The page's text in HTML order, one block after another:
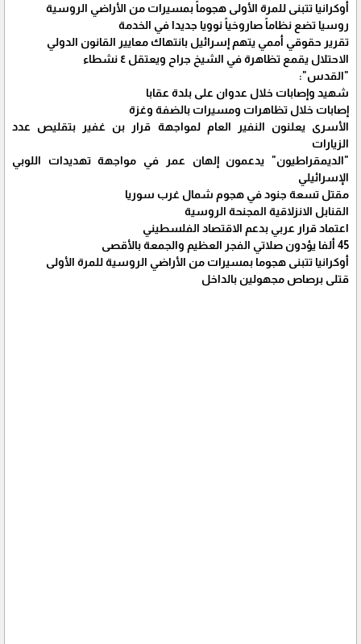
أوكرانيا تتبنى للمرة الأولى هجوماً بمسيرات من الأراضي الروسية
روسيا تضع نظاماً صاروخياً نوويا جديدا في الخدمة
تقرير حقوقي أممي يتهم إسرائيل بانتهاك معايير القانون الدولي
الاحتلال يقمع تظاهرة في الشيخ جراح ويعتقل ٤ نشطاء
"القدس":
شهيد وإصابات خلال عدوان على بلدة عقابا
إصابات خلال تظاهرات ومسيرات بالضفة وغزة
الأسرى يعلنون النفير العام لمواجهة قرار بن غفير بتقليص عدد
الزيارات
"الديمقراطيون" يدعمون إلهان عمر في مواجهة تهديدات اللوبي
الإسرائيلي
مقتل تسعة جنود في هجوم شمال غرب سوريا
القنابل الانزلاقية المجنحة الروسية
اعتماد قرار عربي بدعم الاقتصاد الفلسطيني
45 ألفا يؤدون صلاتي الفجر العظيم والجمعة بالأقصى
أوكرانيا تتبنى هجوما بمسيرات من الأراضي الروسية للمرة الأولى
قتلى برصاص مجهولين بالداخل